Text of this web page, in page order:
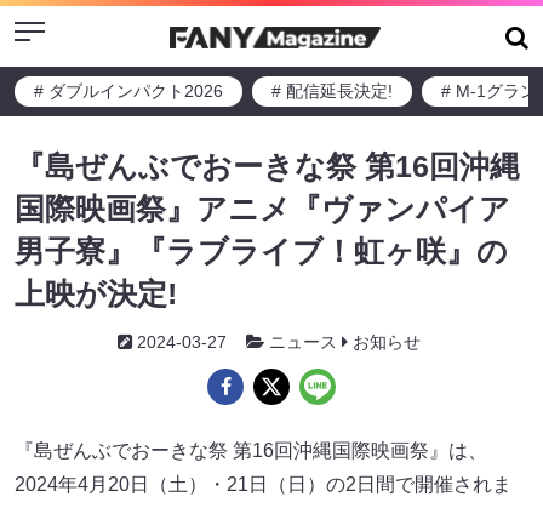
Menu
# ダブルインパクト2026 # 配信延長決定! # M-1グラン
『島ぜんぶでおーきな祭 第16回沖縄
国際映画祭』アニメ『ヴァンパイア
男子寮』『ラブライブ！虹ヶ咲』の
上映が決定!
2024-03-27 ニュース お知らせ
『島ぜんぶでおーきな祭 第16回沖縄国際映画祭』は、
2024年4月20日（土）・21日（日）の2日間で開催されま